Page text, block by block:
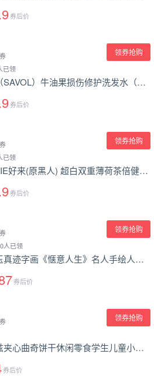
券后价
已领
领券抢购
章华（SAVOL）牛油果损伤修护洗发水（免蒸改善毛躁修护洗发乳亮泽飘逸洗发露) 500ml牛油果洗发水
券后价
已领
领券抢购
DARLIE好来(原黑人) 超白双重薄荷茶倍健牙膏 715g 囤货套装
券后价
人已领
领券抢购
黄永玉真迹字画《惬意人生》名人手绘人物国画艺术品拍卖书画客厅装饰画山水画水墨画油画书法版画
券后价
领券抢购
法丽兹夹心曲奇饼干休闲零食学生儿童小孩多口味办公室食品下午茶57g 抹茶味 57g
券后价